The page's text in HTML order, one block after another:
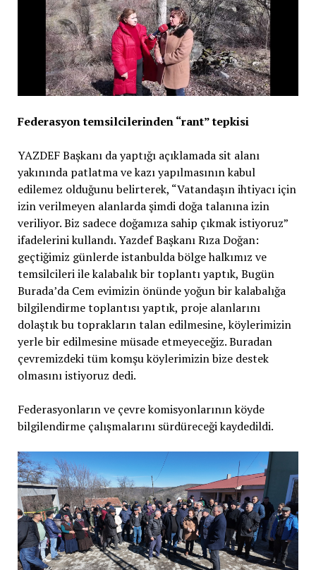
Federasyon temsilcilerinden “rant” tepkisi
YAZDEF Başkanı da yaptığı açıklamada sit alanı
yakınında patlatma ve kazı yapılmasının kabul
edilemez olduğunu belirterek, “Vatandaşın ihtiyacı için
izin verilmeyen alanlarda şimdi doğa talanına izin
veriliyor. Biz sadece doğamıza sahip çıkmak istiyoruz”
ifadelerini kullandı. Yazdef Başkanı Rıza Doğan:
geçtiğimiz günlerde istanbulda bölge halkımız ve
temsilcileri ile kalabalık bir toplantı yaptık, Bugün
Burada’da Cem evimizin önünde yoğun bir kalabalığa
bilgilendirme toplantısı yaptık, proje alanlarını
dolaştık bu toprakların talan edilmesine, köylerimizin
yerle bir edilmesine müsade etmeyeceğiz. Buradan
çevremizdeki tüm komşu köylerimizin bize destek
olmasını istiyoruz dedi.
Federasyonların ve çevre komisyonlarının köyde
bilgilendirme çalışmalarını sürdüreceği kaydedildi.